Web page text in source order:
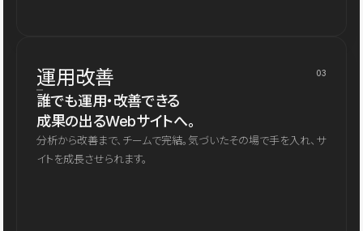
運用改善 03
誰でも運用・改善できる
成果の出るWebサイトへ。
分析から改善まで、チームで完結。気づいたその場で手を入れ、サ
イトを成長させられます。